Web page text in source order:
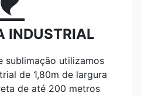
INDUSTRIAL
sublimação utilizamos
de 1,80m de largura
de até 200 metros